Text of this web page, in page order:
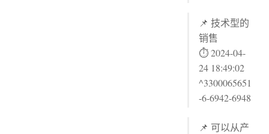
📌 技术型的
销售
⏱ 2024-04-
24 18:49:02
^3300065651
-6-6942-6948
📌 可以从产